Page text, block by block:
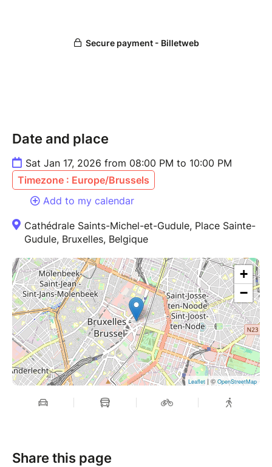
Date and place
Sat Jan 17, 2026 from 08:00 PM to 10:00 PM
Timezone : Europe/Brussels
Add to my calendar
Cathédrale Saints-Michel-et-Gudule, Place Sainte-
Gudule, Bruxelles, Belgique
+
−
Leaflet| © OpenStreetMap
Share this page